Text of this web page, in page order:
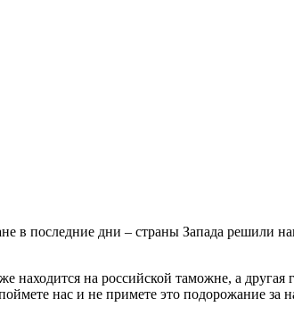
в последние дни – страны Запада решили
на российской таможне, а другая
нас и не примете это подорожание за